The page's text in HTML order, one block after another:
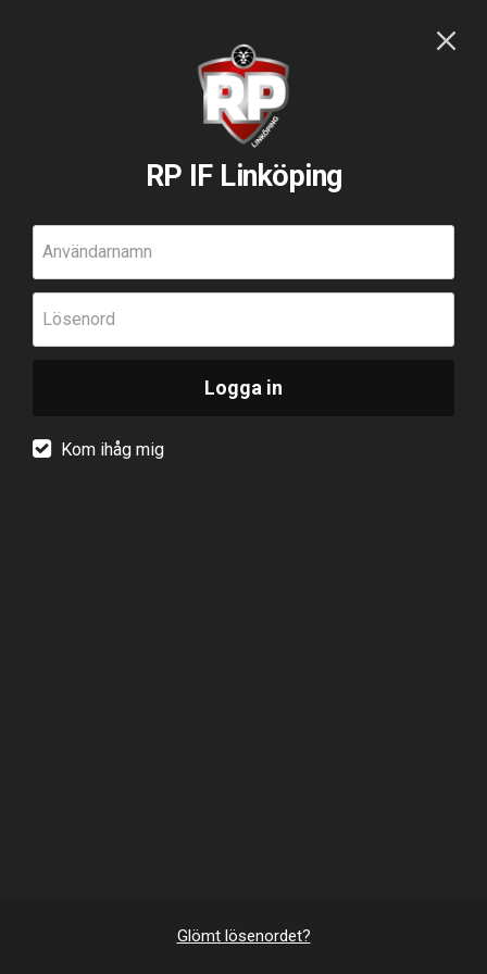
RP IF Linköping
Användarnamn
Lösenord
Logga in
Kom ihåg mig
Glömt lösenordet?